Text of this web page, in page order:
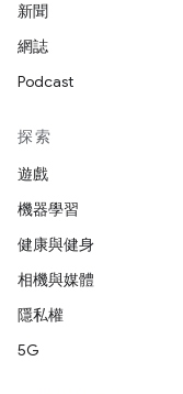
新聞
網誌
Podcast
探索
遊戲
機器學習
健康與健身
相機與媒體
隱私權
5G